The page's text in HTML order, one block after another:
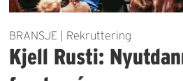
BRANSJE | Rekruttering
Kjell Rusti: